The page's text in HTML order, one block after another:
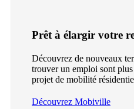
Prêt à élargir votre
Découvrez de nouveaux
trouver un emploi sont
projet de mobilité
Découvrez Mobiville